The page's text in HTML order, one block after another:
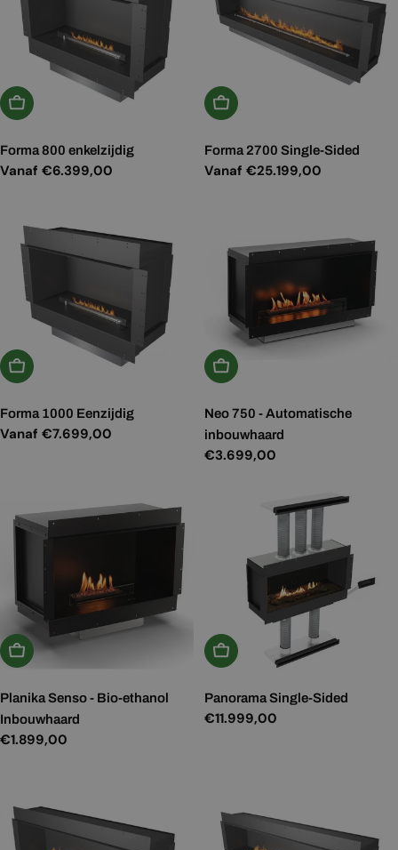
Kies Opties
Forma 800 enkelzijdig
Normale
Vanaf €6.399,00
Kies Opties
Forma 2700 Single-Sided
Normale
Vanaf €25.199,00
Kies Opties
Forma 1000 Eenzijdig
Normale
Vanaf €7.699,00
In Winkelwagen
Neo 750 - Automatische
inbouwhaard
Normale
€3.699,00
In Winkelwagen
Planika Senso - Bio-ethanol
Inbouwhaard
Normale
€1.899,00
In Winkelwagen
Panorama Single-Sided
Normale
€11.999,00